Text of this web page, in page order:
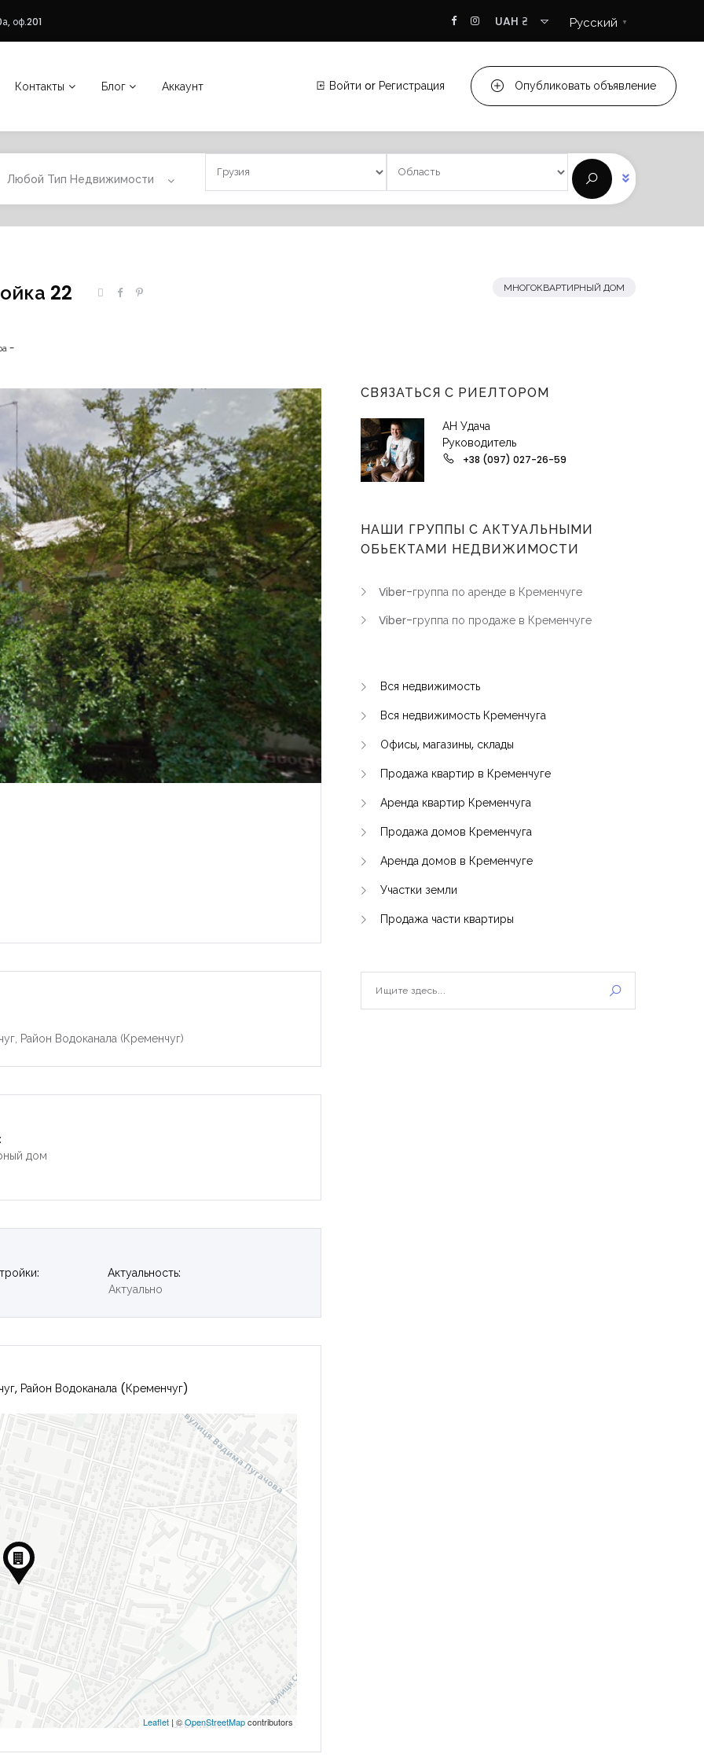
оф.201 UAH ₴ Русский ▼
Контакты Блог Аккаунт Войти or Регистрация Опубликовать объявление
Любой Тип Недвижимости
22
-
МНОГОКВАРТИРНЫЙ ДОМ
Район Водоканала (Кременчуг)
дом
Актуальность:
Актуально
Район Водоканала (Кременчуг)
Leaflet | ©OpenStreetMapcontributors
СВЯЗАТЬСЯ С РИЕЛТОРОМ
АН Удача
Руководитель
+38 (097) 027-26-59
НАШИ ГРУППЫ С АКТУАЛЬНЫМИ
ОБЬЕКТАМИ НЕДВИЖИМОСТИ
Viber-группа по аренде в Кременчуге
Viber-группа по продаже в Кременчуге
Вся недвижимость
Вся недвижимость Кременчуга
Офисы, магазины, склады
Продажа квартир в Кременчуге
Аренда квартир Кременчуга
Продажа домов Кременчуга
Аренда домов в Кременчуге
Участки земли
Продажа части квартиры